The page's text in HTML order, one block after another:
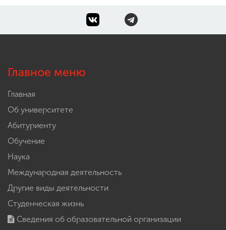
Главное меню
Главная
Об университете
Абитуриенту
Обучение
Наука
Международная деятельность
Другие виды деятельности
Студенческая жизнь
Сведения об образовательной организации